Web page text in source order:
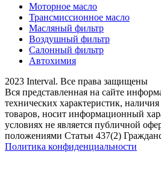
Моторное масло
Трансмиссионное масло
Масляный фильтр
Воздушный фильтр
Салонный фильтр
Автохимия
2023 Interval. Все права защищены
Вся представленная на сайте
технических характеристик,
товаров, носит информационный
условиях не является публичной
положениями Статьи 437(2)
Политика конфиденциальности